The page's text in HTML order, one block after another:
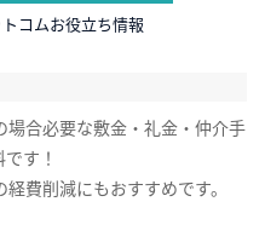
コムお役立ち情報
場合必要な敷金・礼金・仲介手
す！
費削減にもおすすめです。